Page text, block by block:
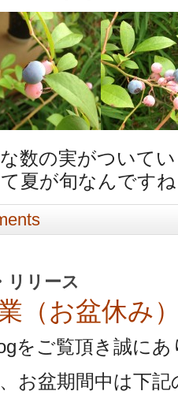
数の実がついて
夏が旬なんです
リリース
（お盆休み
をご覧頂き誠に
お盆期間中は下